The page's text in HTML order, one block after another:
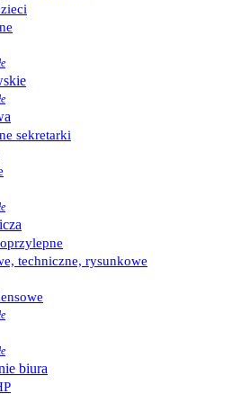
sekretarki
techniczne, rysunkowe
biura